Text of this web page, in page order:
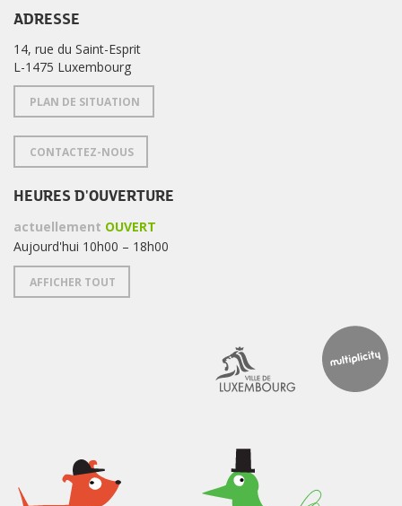
ADRESSE
14, rue du Saint-Esprit
L-1475 Luxembourg
PLAN DE SITUATION
CONTACTEZ-NOUS
HEURES D'OUVERTURE
actuellement OUVERT
Aujourd'hui 10h00 – 18h00
AFFICHER TOUT